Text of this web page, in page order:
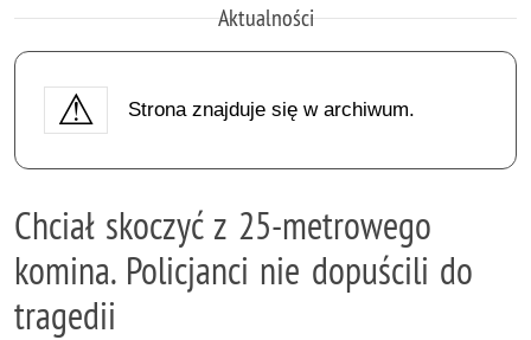
Aktualności
Strona znajduje się w archiwum.
Chciał skoczyć z 25-metrowego
komina. Policjanci nie dopuścili do
tragedii